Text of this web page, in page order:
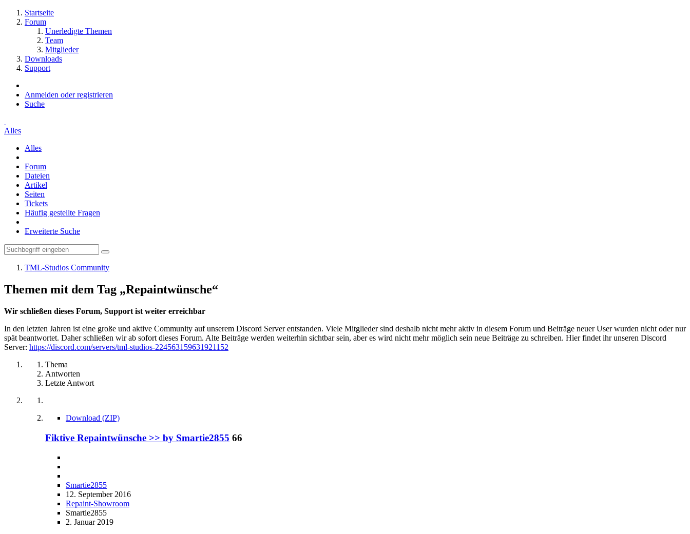
Startseite
Forum
Unerledigte Themen
Team
Mitglieder
Downloads
Support
Anmelden oder registrieren
Suche
Alles
Alles
Forum
Dateien
Artikel
Seiten
Tickets
Häufig gestellte Fragen
Erweiterte Suche
TML-Studios Community
Themen mit dem Tag „Repaintwünsche“
Wir schließen dieses Forum, Support ist weiter erreichbar
In den letzten Jahren ist eine große und aktive Community auf unserem Discord Server entstanden. Viele Mitglieder sind deshalb nicht mehr aktiv in diesem Forum und Beiträge neuer User wurden nicht oder nur
spät beantwortet. Daher schließen wir ab sofort dieses Forum. Alte Beiträge werden weiterhin sichtbar sein, aber es wird nicht mehr möglich sein neue Beiträge zu schreiben. Hier findet ihr unseren Discord
Server: https://discord.com/servers/tml-studios-224563159631921152
Thema
Antworten
Letzte Antwort
Download (ZIP)
Fiktive Repaintwünsche >> by Smartie2855 66
Smartie2855
12. September 2016
Repaint-Showroom
Smartie2855
2. Januar 2019